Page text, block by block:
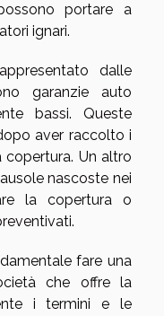
portare a
ignari.
dalle
garanzie auto
bassi. Queste
aver raccolto i
copertura. Un altro
nascoste nei
la copertura o
fare una
che offre la
i termini e le